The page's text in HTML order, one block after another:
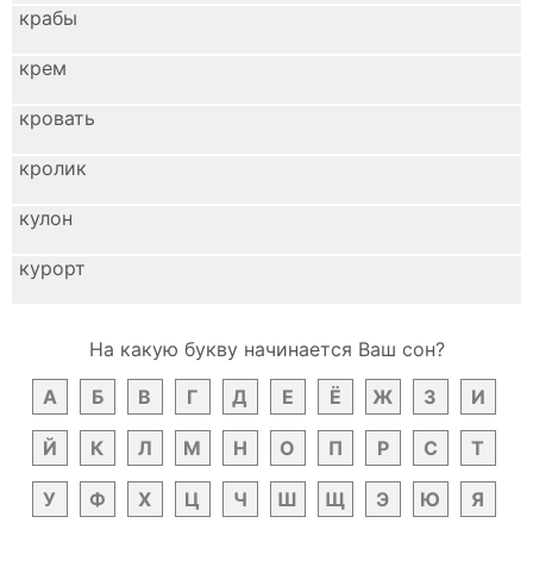
крабы
крем
кровать
кролик
кулон
курорт
На какую букву начинается Ваш сон?
А
Б В Г Д Е Ё Ж З И
Й К Л М Н О П Р С Т
У Ф Х Ц Ч Ш Щ Э Ю Я